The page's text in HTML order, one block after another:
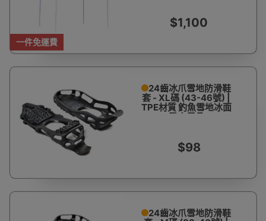
一件免運費
$1,100
24齒冰爪雪地防滑鞋
套 - XL碼 (43-46號) |
TPE材質 釣魚雪地冰面
登山用品
$98
24齒冰爪雪地防滑鞋